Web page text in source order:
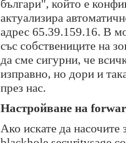
българи", който е
актуализира
адрес 65.39.159.16. В
със собствениците на
да сме сигурни, че
изправно, но дори и
през нас.
Настройване на
Ако искате да насочите